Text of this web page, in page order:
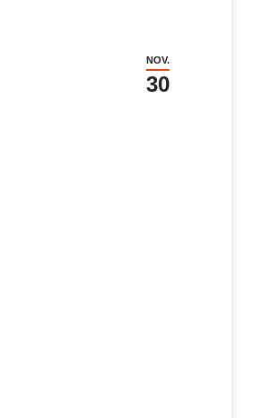
NOV.
30